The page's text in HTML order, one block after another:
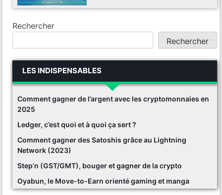
Rechercher
Rechercher
LES INDISPENSABLES
Comment gagner de l’argent avec les cryptomonnaies en
2025
Ledger, c’est quoi et à quoi ça sert ?
Comment gagner des Satoshis grâce au Lightning
Network (2023)
Step’n (GST/GMT), bouger et gagner de la crypto
Oyabun, le Move-to-Earn orienté gaming et manga